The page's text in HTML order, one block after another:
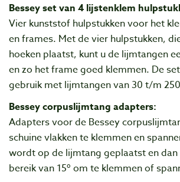
Bessey set van 4 lijstenklem
Vier kunststof hulpstukken voor het
en frames. Met de vier hulpstukken,
hoeken plaatst, kunt u de lijmtangen
en zo het frame goed klemmen. De
gebruik met lijmtangen van 30 t/m
Bessey corpuslijmtang adapters:
Adapters voor de Bessey
schuine vlakken te klemmen en
wordt op de lijmtang geplaatst en dan
bereik van 15º om te klemmen of